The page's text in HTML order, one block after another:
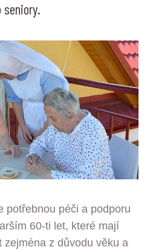
seniory.
potřebnou péči a podporu
60-ti let, které mají
z důvodu věku a